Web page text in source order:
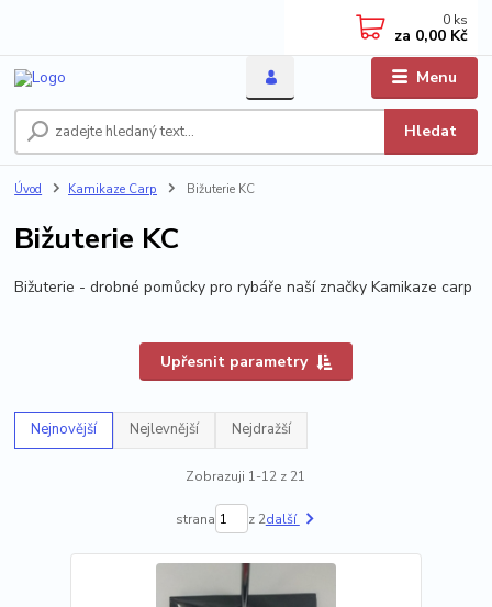
Menu
Hledat
0 ks
za 0,00 Kč
Úvod Kamikaze Carp Bižuterie KC
Bižuterie KC
Bižuterie - drobné pomůcky pro rybáře naší značky Kamikaze carp
Upřesnit parametry
Nejnovější Nejlevnější Nejdražší
Zobrazuji 1-12 z 21
strana z 2další